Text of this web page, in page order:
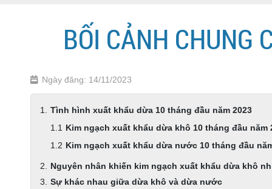
BỐI CẢNH CHUNG
Ngày đăng: 14/11/2023
Tình hình xuất khẩu dừa 10 tháng đầu năm 2023
Kim ngạch xuất khẩu dừa khô 10 tháng đầu năm
Kim ngạch xuất khẩu dừa nước 10 tháng đầu
Nguyên nhân khiến kim ngạch xuất khẩu dừa khô
Sự khác nhau giữa dừa khô và dừa nước